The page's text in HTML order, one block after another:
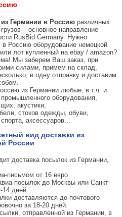
из Германии в Россию различных
– основное направление
RusBid Germany. Нужно
в Россию оборудование немецкой
лот купленный на ebay / amazon?
Мы заберем Ваш заказ, при
силами, примем на склад,
в одну отправку и доставим
из Германии любые, в т.ч. и
оборудования,
акустики,
стоков одежды, обуви,
аксессуаров...
вид доставки из
России
доставка посылок из Германии,
письмом от 16 евро
посылок до Москвы или Санкт-
14 дней.
доставляются до почтового
за 18-20 дней.
отправленной из Германии, в